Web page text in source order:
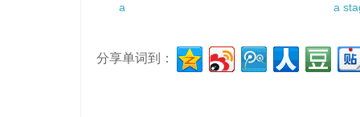
a a
分享单词到：